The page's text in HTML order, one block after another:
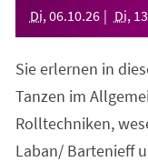
Di, 06.10.26 Di, 13
Sie erlernen in
Tanzen im
Rolltechniken,
Laban/ Bartenieff